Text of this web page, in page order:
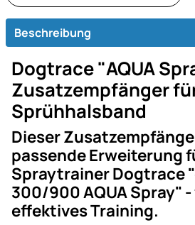
Beschreibung
Dogtrace "AQUA
Zusatzempfänger
Sprühhalsband
Dieser
passende Erweiterung
Spraytrainer Dogtrace
300/900 AQUA Spray"
effektives Training.